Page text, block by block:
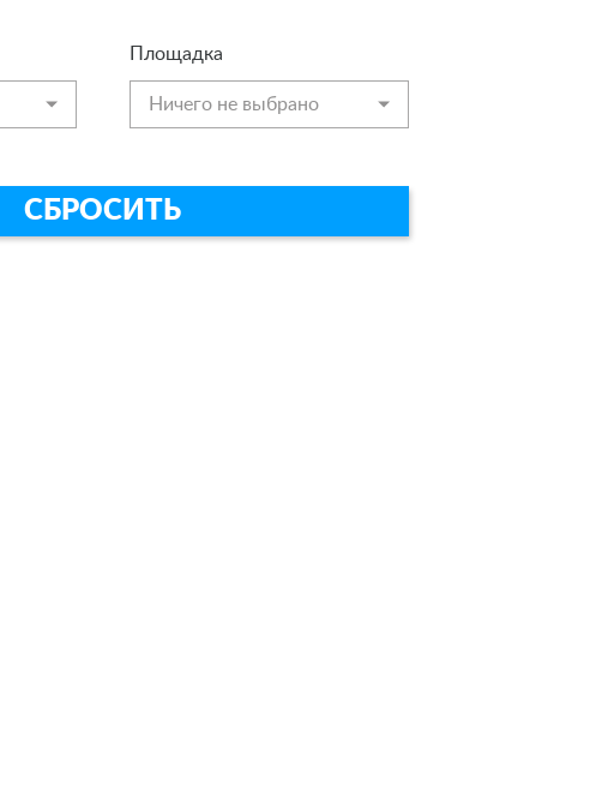
Площадка
Ничего не выбрано
СБРОСИТЬ